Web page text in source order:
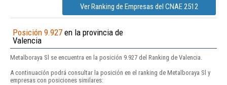
Ver Ranking de Empresas del CNAE 2512
Posición 9.927 en la provincia de
Valencia
Metalboraya Sl se encuentra en la posición 9.927 del Ranking de Valencia.
A continuación podrá consultar la posición en el ranking de Metalboraya Sl y
empresas con posiciones similares: